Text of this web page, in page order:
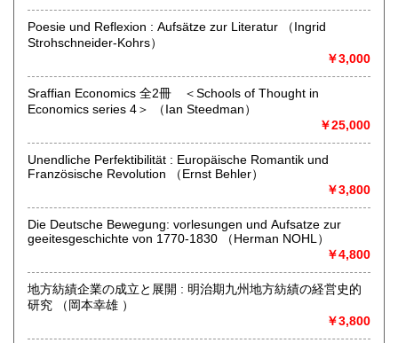
は、その旨お伝えし、相応の値引き等させていただく場合が
ございます。
★誠に勝手ながら、「お電話のみでのご注文」は承っており
ません。必ず郵送・FAX・Eメールもしくは日本の古本屋サイ
トを通してご注文いただきますようよろしくお願いいたしま
す。
★ネット掲載品は、店舗には置いてありません。商品をご覧
になりたい場合は、事前連絡をお願いいたします。
※※※京都店は、2021年５月に滋賀県大津市比叡平へ移転し
ました。ご来店の際はお間違いの無い様よろしくお願いいた
します。
沿線名：京阪バス大津比叡平線
営業時間：9:00-17:00
定休日：水曜・日曜・祝日
Poesie und Reflexion : Aufsätze zur Literatur （Ingrid
Strohschneider-Kohrs）
￥3,000
Sraffian Economics 全2冊 ＜Schools of Thought in
Economics series 4＞ （Ian Steedman）
￥25,000
Unendliche Perfektibilität : Europäische Romantik und
Französische Revolution （Ernst Behler）
￥3,800
Die Deutsche Bewegung: vorlesungen und Aufsatze zur
geeitesgeschichte von 1770-1830 （Herman NOHL）
￥4,800
地方紡績企業の成立と展開 : 明治期九州地方紡績の経営史的
研究 （岡本幸雄 ）
￥3,800